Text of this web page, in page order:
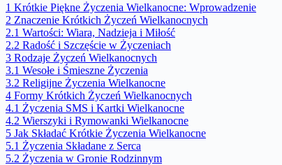
1 Krótkie Piękne Życzenia Wielkanocne: Wprowadzenie
2 Znaczenie Krótkich Życzeń Wielkanocnych
2.1 Wartości: Wiara, Nadzieja i Miłość
2.2 Radość i Szczęście w Życzeniach
3 Rodzaje Życzeń Wielkanocnych
3.1 Wesołe i Śmieszne Życzenia
3.2 Religijne Życzenia Wielkanocne
4 Formy Krótkich Życzeń Wielkanocnych
4.1 Życzenia SMS i Kartki Wielkanocne
4.2 Wierszyki i Rymowanki Wielkanocne
5 Jak Składać Krótkie Życzenia Wielkanocne
5.1 Życzenia Składane z Serca
5.2 Życzenia w Gronie Rodzinnym